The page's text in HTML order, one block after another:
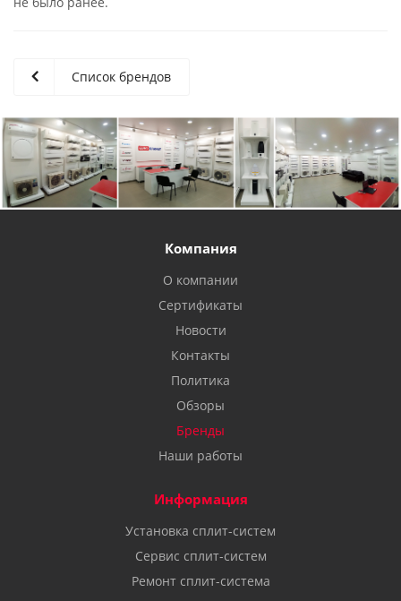
Список брендов
Компания
О компании
Сертификаты
Новости
Контакты
Политика
Обзоры
Бренды
Наши работы
Информация
Установка сплит-систем
Сервис сплит-систем
Ремонт сплит-система